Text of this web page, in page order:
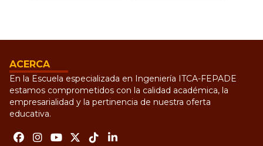
ACERCA
En la Escuela especializada en Ingeniería ITCA-FEPADE
estamos comprometidos con la calidad académica, la
empresarialidad y la pertinencia de nuestra oferta
educativa.